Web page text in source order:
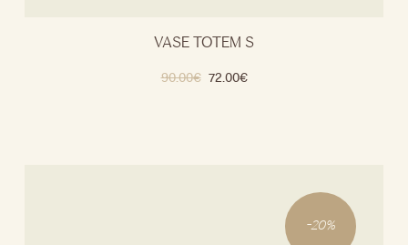
VASE TOTEM S
90.00€ 72.00€
-20%